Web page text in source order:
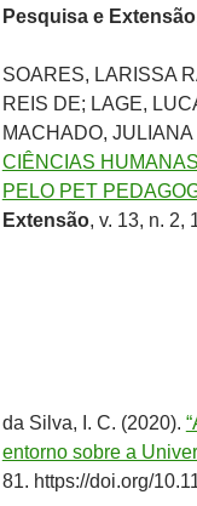
Pesquisa e Extensão
SOARES, LARISSA
REIS DE; LAGE,
MACHADO,
CIÊNCIAS
PELO PET
Extensão, v. 13, n. 2,
da Silva, I. C. (2020).
entorno sobre a
81. https://doi.org/